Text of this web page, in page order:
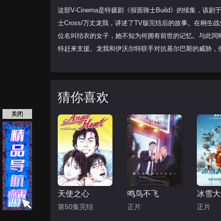
这部V-Cinema是特摄剧《假面骑士Build》的续集，该
士Cross/万丈龙我，讲述了TV版完结后的故事。在桐生
位名叫结衣的女子，她不知为何拥有前世的记忆。与此
特赶来支援。龙我和伊沃尔特联手对抗基尔巴斯的威胁
猜你喜欢
天使之心
第50集完结
鸣鸟不飞
正片 正片
关闭